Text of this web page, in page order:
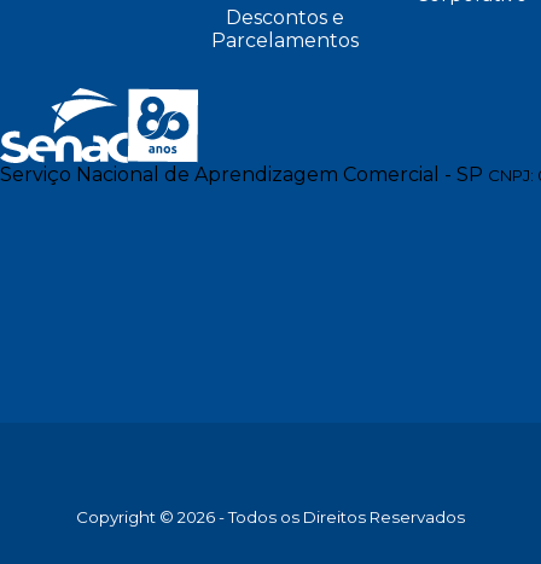
Descontos e
Parcelamentos
Serviço Nacional de Aprendizagem Comercial - SP
Copyright © 2026 - Todos os Direitos Reservados